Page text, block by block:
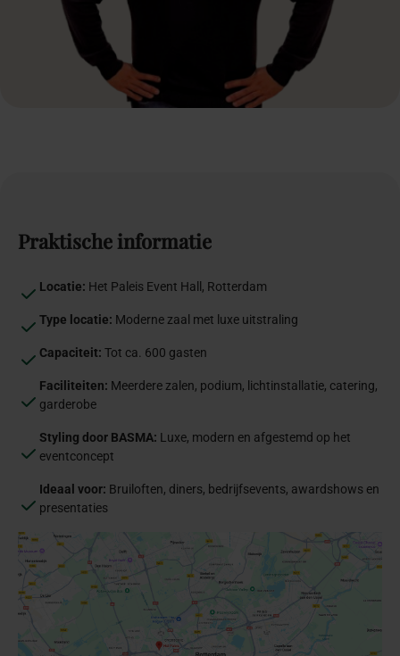
Praktische informatie
Locatie: Het Paleis Event Hall, Rotterdam
Type locatie: Moderne zaal met luxe uitstraling
Capaciteit: Tot ca. 600 gasten
Faciliteiten: Meerdere zalen, podium, lichtinstallatie, catering,
garderobe
Styling door BASMA: Luxe, modern en afgestemd op het
eventconcept
Ideaal voor: Bruiloften, diners, bedrijfsevents, awardshows en
presentaties